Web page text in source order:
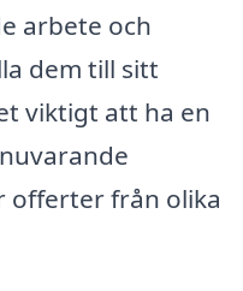
arbete och
dem till sitt
viktigt att ha en
offerter från olika